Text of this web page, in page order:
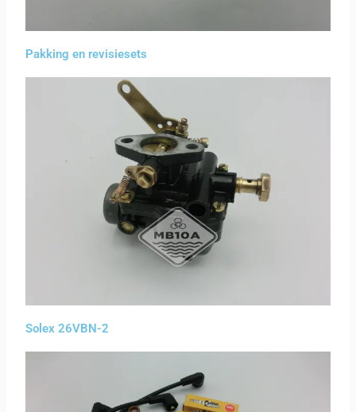
Pakking en revisiesets
Solex 26VBN-2